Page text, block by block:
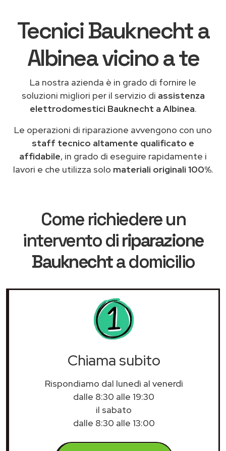
Tecnici Bauknecht a
Albinea vicino a te
La nostra azienda è in grado di fornire le
soluzioni migliori per il servizio di assistenza
elettrodomestici Bauknecht a Albinea.
Le operazioni di riparazione avvengono con uno
staff tecnico altamente qualificato e
affidabile, in grado di eseguire rapidamente i
lavori e che utilizza solo materiali originali 100%.
Come richiedere un
intervento diriparazione
Bauknechta domicilio
Chiama subito
Rispondiamo dal lunedì al venerdì
dalle 8:30 alle 19:30
il sabato
dalle 8:30 alle 13:00